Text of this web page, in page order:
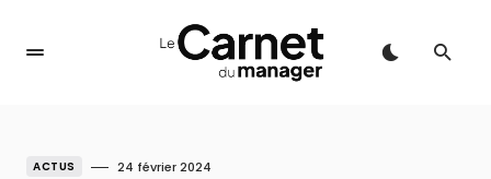
ACTUS 24 février 2024